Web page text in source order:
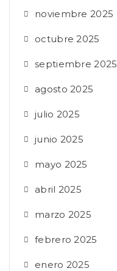
noviembre 2025
octubre 2025
septiembre 2025
agosto 2025
julio 2025
junio 2025
mayo 2025
abril 2025
marzo 2025
febrero 2025
enero 2025